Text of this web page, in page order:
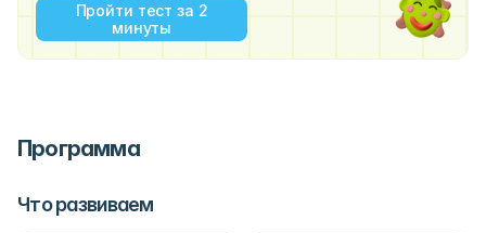
Пройти тест за 2
минуты
Программа
Что развиваем